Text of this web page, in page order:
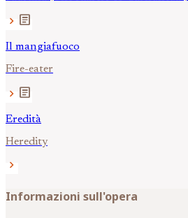
chevron_right article
Il mangiafuoco
Fire-eater
chevron_right article
Eredità
Heredity
chevron_right
Informazioni sull'opera